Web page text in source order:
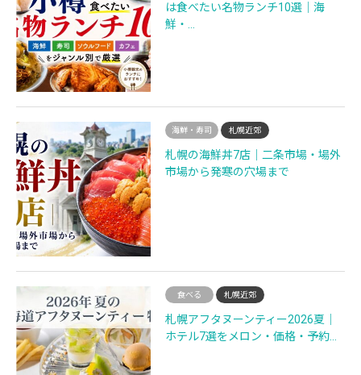
は食べたい名物ランチ10選｜海
鮮・…
海鮮・寿司 札幌近郊
札幌の海鮮丼7店｜二条市場・場外
市場から発寒の穴場まで
食べる 札幌近郊
札幌アフタヌーンティー2026夏｜
ホテル7選をメロン・価格・予約…